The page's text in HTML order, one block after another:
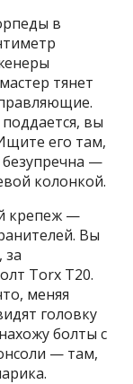
в
тянет
вы
его там,
безупречна —
колонкой.
крепеж —
Вы
за
Torx T20.
меняя
головку
болты с
— там,